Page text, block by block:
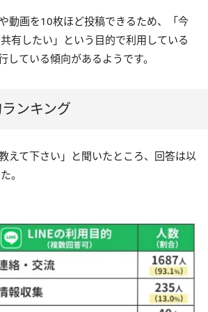
動画を10枚ほど投稿できるため、「今
有したい」という目的で利用している
ている傾向があるようです。
ンキング
えて下さい」と聞いたところ、回答は以
。